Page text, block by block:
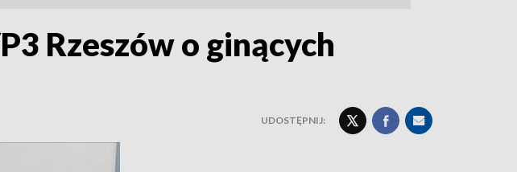
Rzeszów o ginących
UDOSTĘPNIJ: